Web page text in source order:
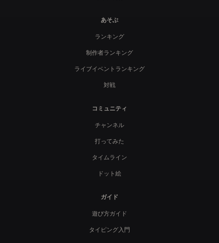
あそぶ
ランキング
制作者ランキング
ライブイベントランキング
対戦
コミュニティ
チャンネル
打ってみた
タイムライン
ドット絵
ガイド
遊び方ガイド
タイピング入門